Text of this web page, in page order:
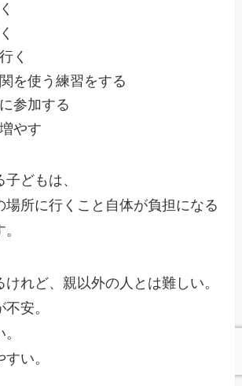
く
を使う練習をする
参加する
やす
どもは、
場所に行くこと自体が負担になる
れど、親以外の人とは難しい。
安。
い。